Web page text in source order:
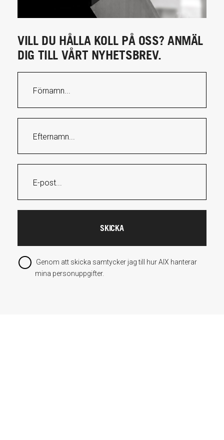
VILL DU HÅLLA KOLL PÅ OSS? ANMÄL
DIG TILL VÅRT NYHETSBREV.
Genom att skicka samtycker jag till hur AIX hanterar
mina personuppgifter.